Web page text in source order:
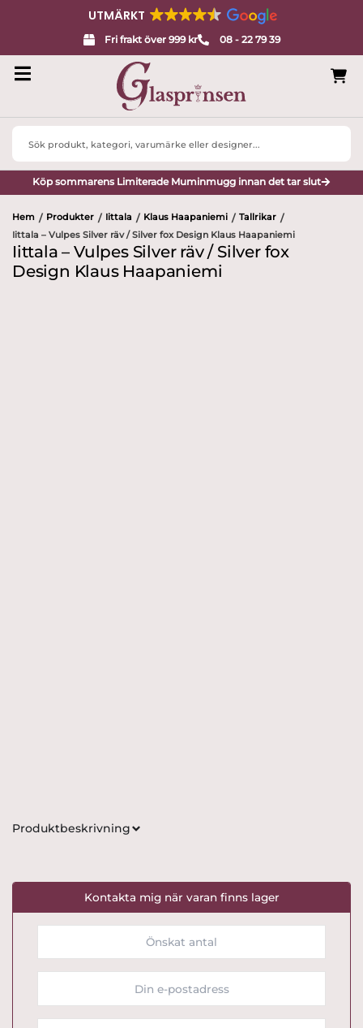
UTMÄRKT
Fri frakt över 999 kr 08 - 22 79 39
Search
Köp sommarens Limiterade Muminmugg innan det tar slut
Hem / Produkter / Iittala / Klaus Haapaniemi / Tallrikar /
Iittala – Vulpes Silver räv / Silver fox Design Klaus Haapaniemi
Iittala – Vulpes Silver räv / Silver fox
Design Klaus Haapaniemi
Produktbeskrivning
Kontakta mig när varan finns lager